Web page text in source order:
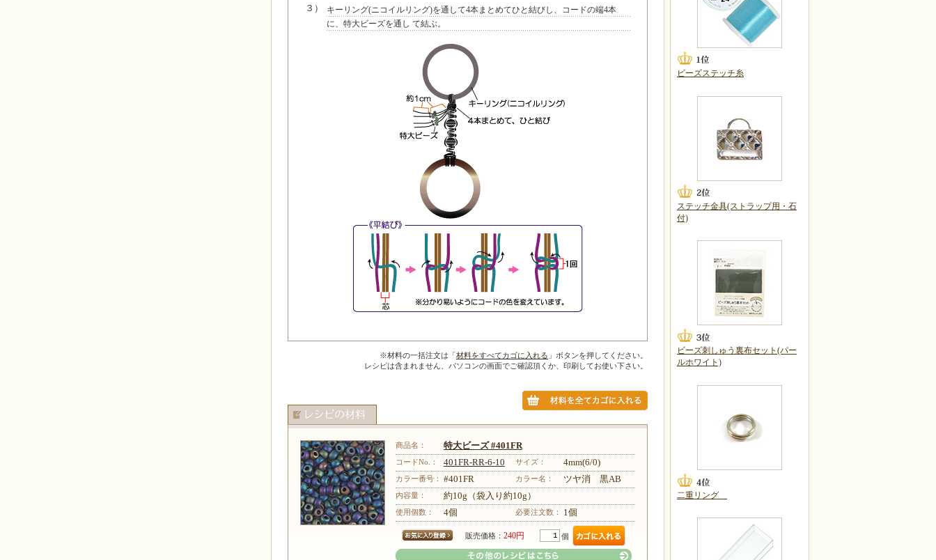
３）
キーリング(ニコイルリング)を通して4本まとめてひと結びし、コードの端4本
に、特大ビーズを通し て結ぶ。
※材料の一括注文は「材料をすべてカゴに入れる 」ボタンを押してください。
レシピは含まれません、パソコンの画面でご確認頂くか、印刷してお使い下さい。
商品名： 特大ビーズ #401FR
コードNo.： 401FR-RR-6-10 サイズ： 4mm(6/0)
カラー番号： #401FR カラー名： ツヤ消 黒AB
内容量： 約10g（袋入り約10g）
使用個数： 4個 必要注文数： 1個
販売価格： 240円 個
ビーズステッチ糸
ステッチ金具(ストラップ用・石
付)
ビーズ刺しゅう裏布セット(パー
ルホワイト)
二重リング